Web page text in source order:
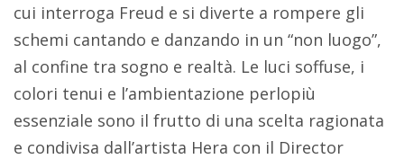
cui interroga Freud e si diverte a rompere gli
schemi cantando e danzando in un “non luogo”,
al confine tra sogno e realtà. Le luci soffuse, i
colori tenui e l’ambientazione perlopiù
essenziale sono il frutto di una scelta ragionata
e condivisa dall’artista Hera con il Director